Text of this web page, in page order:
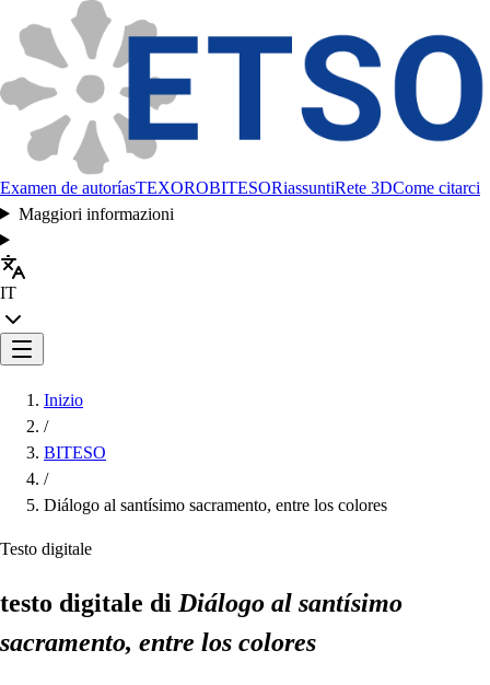
Examen de autoríasTEXOROBITESORiassuntiRete 3DCome citarci
Maggiori informazioni
IT
Inizio
/
BITESO
/
Diálogo al santísimo sacramento, entre los colores
Testo digitale
testo digitale di Diálogo al santísimo
sacramento, entre los colores